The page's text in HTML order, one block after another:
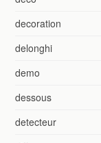
decoration
delonghi
demo
dessous
detecteur